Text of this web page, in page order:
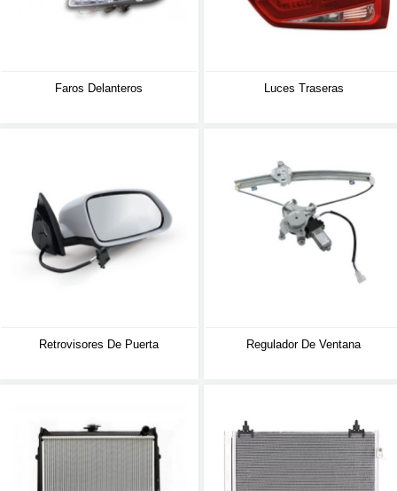
Faros Delanteros Luces Traseras
Retrovisores De Puerta Regulador De Ventana